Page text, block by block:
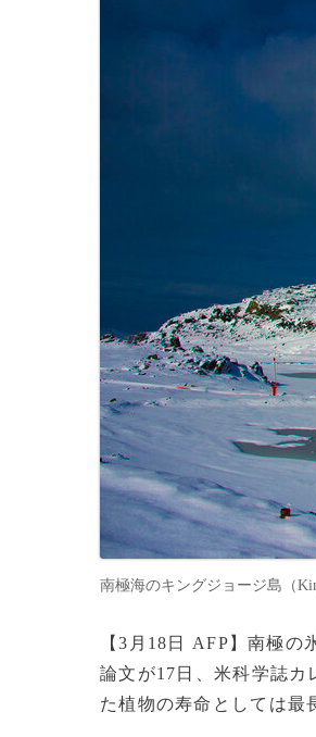
南極海のキングジョージ島（
【3月18日 AFP】南極
論文が17日、米科学誌カ
た植物の寿命としては最